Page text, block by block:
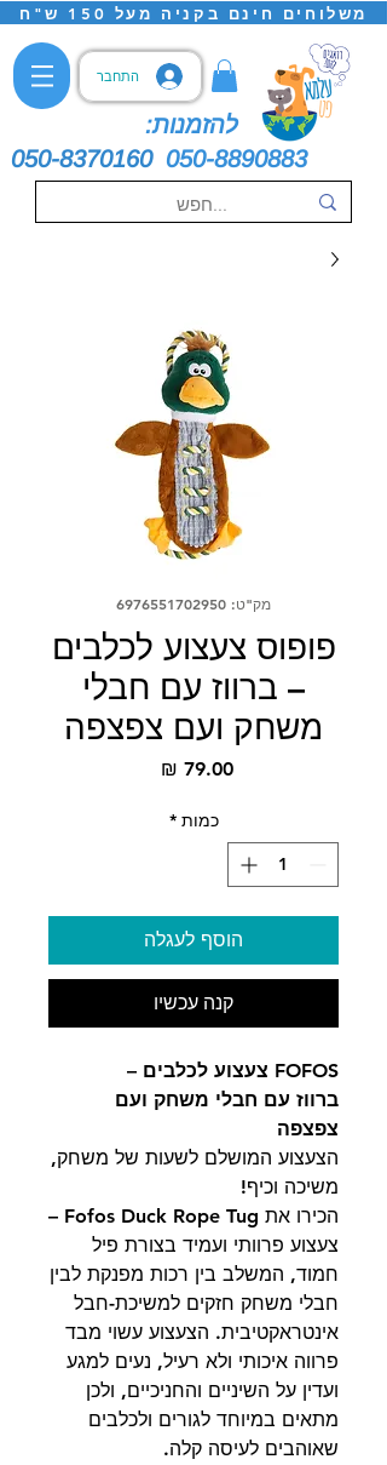
משלוחים חינם בקניה מעל 150 ש"ח
התחבר
להזמנות:
050-8370160 050-8890883
מק"ט: 6976551702950
פופוס צעצוע לכלבים
– ברווז עם חבלי
משחק ועם צפצפה
‏79.00 ‏₪
כמות *
הוסף לעגלה
קנה עכשיו
FOFOS צעצוע לכלבים –
ברווז עם חבלי משחק ועם
צפצפה
הצעצוע המושלם לשעות של משחק,
משיכה וכיף!
הכירו את Fofos Duck Rope Tug
–
צעצוע פרוותי ועמיד בצורת פיל
חמוד, המשלב בין רכות מפנקת לבין
חבלי משחק חזקים למשיכת-חבל
אינטראקטיבית. הצעצוע עשוי מבד
פרווה איכותי ולא רעיל, נעים למגע
ועדין על השיניים והחניכיים, ולכן
מתאים במיוחד לגורים ולכלבים
שאוהבים לעיסה קלה.